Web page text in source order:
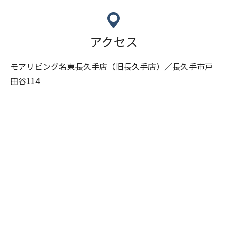
アクセス
モアリビング名東長久手店（旧長久手店）／長久手市戸
田谷114